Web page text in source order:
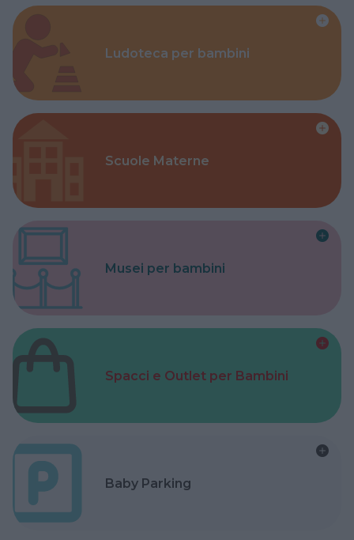
Ludoteca per bambini
Scuole Materne
Musei per bambini
Spacci e Outlet per Bambini
Baby Parking